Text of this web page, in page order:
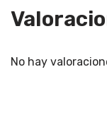
No hay